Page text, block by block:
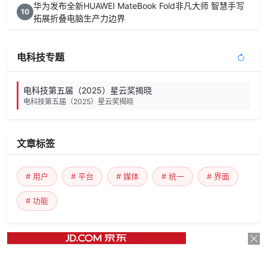
10
华为发布全新HUAWEI MateBook Fold非凡大师 智慧手写
拓展折叠电脑生产力边界
电科技专题
电科技第五届（2025）星云奖揭晓
电科技第五届（2025）星云奖揭晓
文章标签
# 用户 # 平台 # 媒体 # 统一 # 界面
# 功能